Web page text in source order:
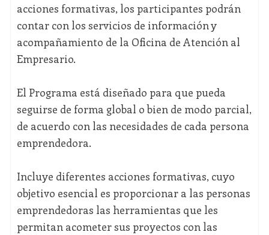
acciones formativas, los participantes podrán
contar con los servicios de información y
acompañamiento de la Oficina de Atención al
Empresario.
El Programa está diseñado para que pueda
seguirse de forma global o bien de modo parcial,
de acuerdo con las necesidades de cada persona
emprendedora.
Incluye diferentes acciones formativas, cuyo
objetivo esencial es proporcionar a las personas
emprendedoras las herramientas que les
permitan acometer sus proyectos con las